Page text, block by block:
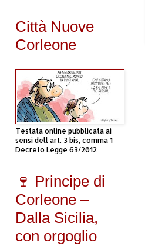
Città Nuove
Corleone
Testata online pubblicata ai
sensi dell'art. 3 bis, comma 1
Decreto Legge 63/2012
🍷 Principe di
Corleone –
Dalla Sicilia,
con orgoglio